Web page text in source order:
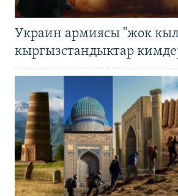
Украин армиясы "жок
кыргызстандыктар